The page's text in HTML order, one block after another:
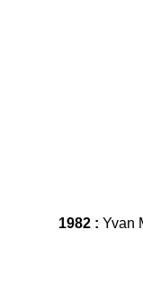
1982 : Yvan